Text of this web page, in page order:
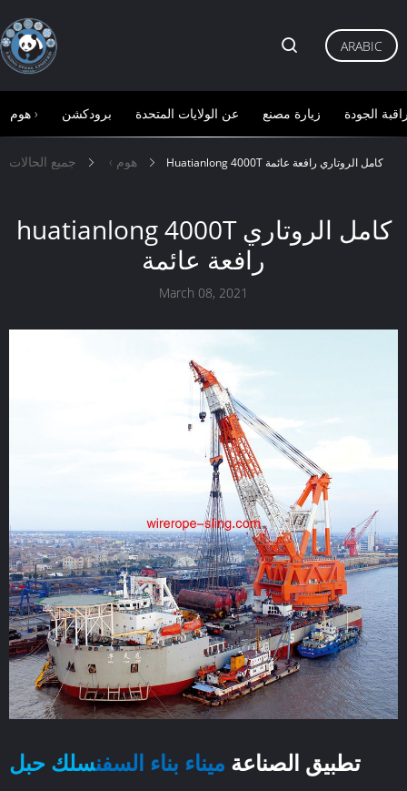
هوم › برودكشن عن الولايات المتحدة زيارة مصنع الجودة
ARABIC
هوم › جميع الحالات Huatianlong 4000T كامل الروتاري رافعة عائمة
huatianlong 4000T كامل الروتاري
رافعة عائمة
March 08, 2021
تطبيق الصناعة ميناء بناء السفنسلك حبل